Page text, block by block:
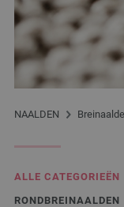
NAALDEN
ALLE CATEGORIEËN
RONDBREINAALDEN